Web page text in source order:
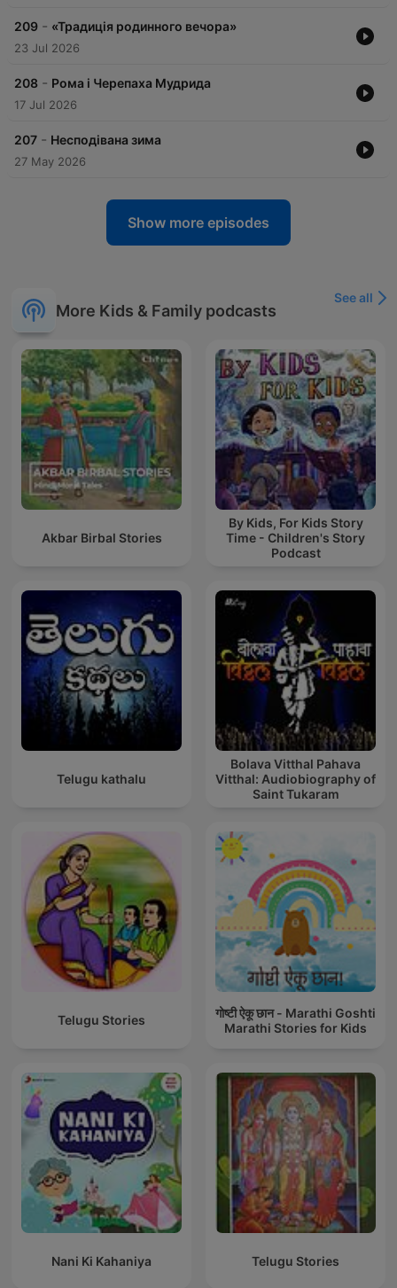
209 - «Традиція родинного вечора»
23 Jul 2026
208 - Рома і Черепаха Мудрида
17 Jul 2026
207 - Несподівана зима
27 May 2026
Show more episodes
More Kids & Family podcasts
See all
Akbar Birbal Stories
By Kids, For Kids Story
Time - Children's Story
Podcast
Telugu kathalu
Bolava Vitthal Pahava
Vitthal: Audiobiography of
Saint Tukaram
Telugu Stories
गोष्टी ऐकू छान - Marathi Goshti
Marathi Stories for Kids
Nani Ki Kahaniya Telugu Stories